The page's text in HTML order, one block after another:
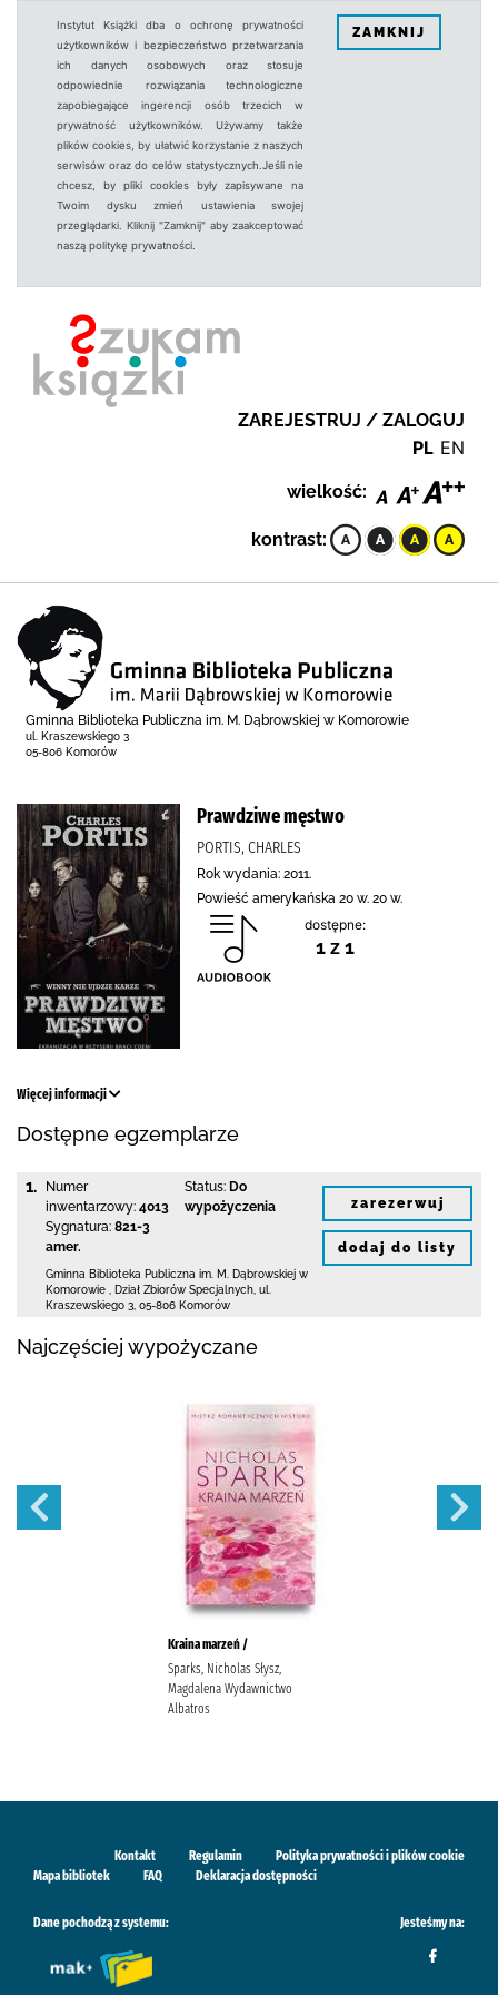
Instytut Książki dba o ochronę prywatności
użytkowników i bezpieczeństwo przetwarzania
ich danych osobowych oraz stosuje
odpowiednie rozwiązania technologiczne
zapobiegające ingerencji osób trzecich w
prywatność użytkowników. Używamy także
plików cookies, by ułatwić korzystanie z naszych
serwisów oraz do celów statystycznych.Jeśli nie
chcesz, by pliki cookies były zapisywane na
Twoim dysku zmień ustawienia swojej
przeglądarki. Kliknij "Zamknij" aby zaakceptować
naszą politykę prywatności.
ZAMKNIJ
ZAREJESTRUJ / ZALOGUJ
PL EN
wielkość:
kontrast:
Gminna Biblioteka Publiczna im. M. Dąbrowskiej w Komorowie
ul. Kraszewskiego 3
05-806 Komorów
Prawdziwe męstwo
PORTIS, CHARLES
Rok wydania: 2011.
Powieść amerykańska 20 w. 20 w.
dostępne:
1 z 1
Więcej informacji
Dostępne egzemplarze
1.
Numer
inwentarzowy: 4013
Sygnatura: 821-3
amer.
Status: Do
wypożyczenia
Gminna Biblioteka Publiczna im. M. Dąbrowskiej w
Komorowie
Dział Zbiorów Specjalnych, ul.
Kraszewskiego 3 05-806 Komorów
zarezerwuj
dodaj do listy
Najczęściej wypożyczane
Kraina marzeń /
Sparks, Nicholas Słysz,
Magdalena Wydawnictwo
Albatros
Kontakt Regulamin
Polityka prywatności i plików cookie
Mapa bibliotek
FAQ Deklaracja dostępności
Dane pochodzą z systemu: Jesteśmy na: